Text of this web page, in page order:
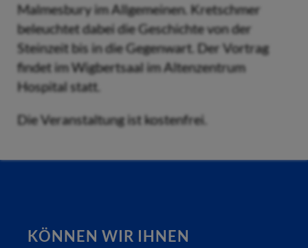
Malmesbury im Allgemeinen. Kretschmer
beleuchtet dabei die Geschichte von der
Steinzeit bis in die Gegenwart. Der Vortrag
findet im Wigbertsaal im Altenzentrum
Hospital statt.
Die Veranstaltung ist kostenfrei.
KÖNNEN WIR IHNEN